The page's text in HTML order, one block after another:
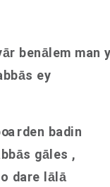
benālem man
ey
oarden badin
gāles ,
dare lālā